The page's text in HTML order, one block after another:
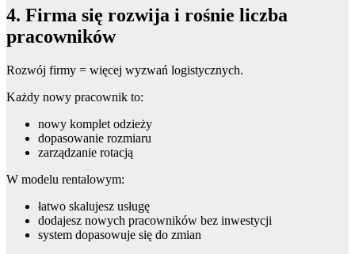
4. Firma się rozwija i rośnie liczba
pracowników
Rozwój firmy = więcej wyzwań logistycznych.
Każdy nowy pracownik to:
nowy komplet odzieży
dopasowanie rozmiaru
zarządzanie rotacją
W modelu rentalowym:
łatwo skalujesz usługę
dodajesz nowych pracowników bez inwestycji
system dopasowuje się do zmian